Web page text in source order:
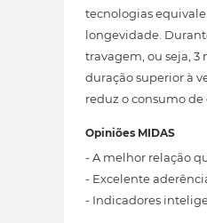
tecnologias
longevidade.
travagem, ou seja, 3
duração superior à
reduz o consumo
Opiniões MIDAS
- A melhor relação
- Excelente
- Indicadores